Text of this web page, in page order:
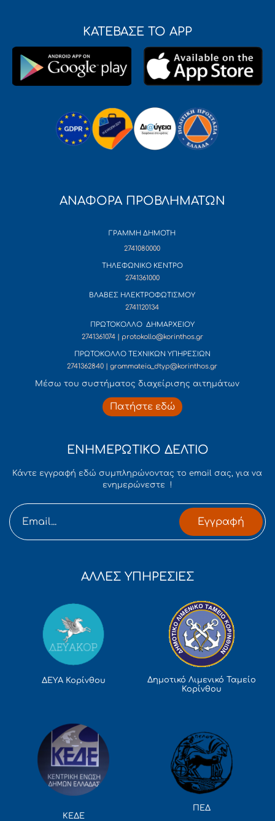
ΚΑΤΕΒΑΣΕ ΤΟ APP
ΑΝΑΦΟΡΑ ΠΡΟΒΛΗΜΑΤΩΝ
ΓΡΑΜΜΗ ΔΗΜΟΤΗ
2741080000
ΤΗΛΕΦΩΝΙΚΟ ΚΕΝΤΡΟ
2741361000
ΒΛΑΒΕΣ ΗΛΕΚΤΡΟΦΩΤΙΣΜΟΥ
2741120134
ΠΡΩΤΟΚΟΛΛΟ ΔΗΜΑΡΧΕΙΟΥ
2741361074 | protokollo@korinthos.gr
ΠΡΩΤΟΚΟΛΛΟ ΤΕΧΝΙΚΩΝ ΥΠΗΡΕΣΙΩΝ
2741362840 | grammateia_dtyp@korinthos.gr
Mέσω του συστήματος διαχείρισης αιτημάτων
Πατήστε εδώ
ΕΝΗΜΕΡΩΤΙΚΟ ΔΕΛΤΙΟ
Κάντε εγγραφή εδώ συμπληρώνοντας το email σας, για να
ενημερώνεστε !
Εγγραφή
ΑΛΛΕΣ ΥΠΗΡΕΣΙΕΣ
ΔΕΥΑ Κορίνθου
Δημοτικό Λιμενικό Ταμείο
Κορίνθου
ΚΕΔΕ
ΠΕΔ